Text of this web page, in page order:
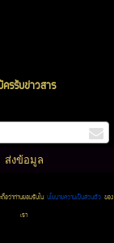
ครรับข่าวสาร
อว่าท่านยอมรับในนโยบายความเป็นส่วนตัวของ
เรา